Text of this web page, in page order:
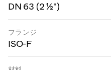
DN 63 (2 ½")
フランジ
ISO-F